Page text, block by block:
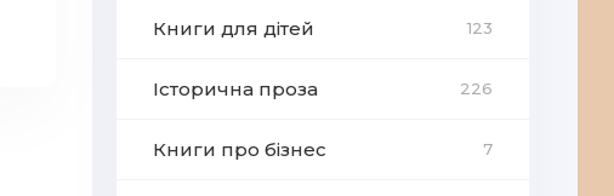
Книги для дітей 123
Історична проза 226
Книги про бізнес 7